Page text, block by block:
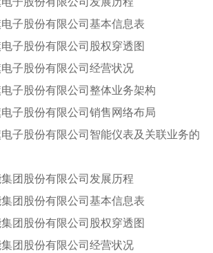
子股份有限公司基本信息表
子股份有限公司股权穿透图
子股份有限公司经营状况
子股份有限公司整体业务架构
子股份有限公司销售网络布局
子股份有限公司智能仪表及关联业务的
团股份有限公司发展历程
团股份有限公司基本信息表
团股份有限公司股权穿透图
团股份有限公司经营状况